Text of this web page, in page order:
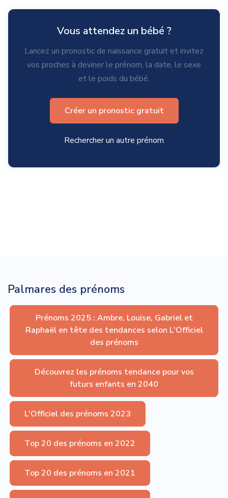
Vous attendez un bébé ?
Lancez un pronostic de naissance gratuit et invitez
vos proches à deviner le prénom, la date, le sexe
et le poids du bébé.
Créer un pronostic gratuit
Rechercher un autre prénom
Palmares des prénoms
Prénoms 2025 : Ambre, Louise, Gabriel et
Raphaël en tête des tendances selon L'Officiel
des prénoms
Découvrez les prénoms tendance pour vos
futurs enfants en 2040
L'Officiel des prénoms 2023
Top 20 des prénoms en 2022
Top 20 des prénoms en 2021